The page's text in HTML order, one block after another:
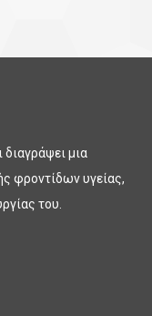
διαγράψει μια
φροντίδων υγείας,
του.